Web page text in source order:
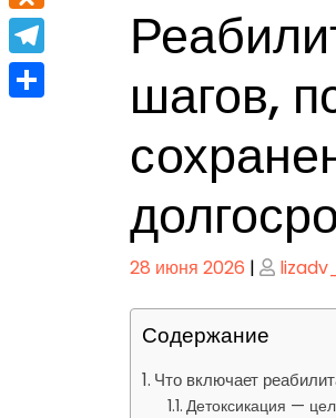
шагов,
Опубликовано
28 июня 2026 |
Содержание
Что включает
Детоксикация —
Odnoklassniki
Telegram